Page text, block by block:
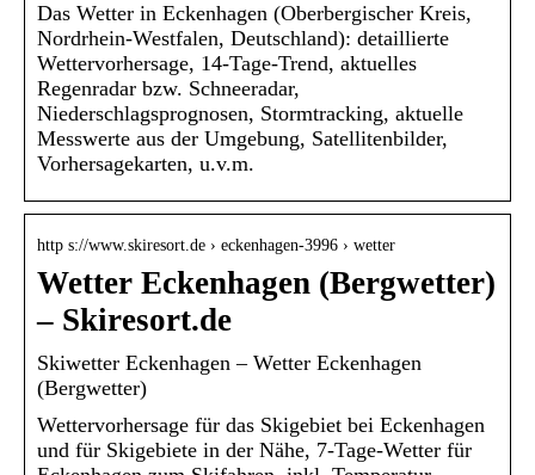
Das Wetter in Eckenhagen (Oberbergischer Kreis,
Nordrhein-Westfalen, Deutschland): detaillierte
Wettervorhersage, 14-Tage-Trend, aktuelles
Regenradar bzw. Schneeradar,
Niederschlagsprognosen, Stormtracking, aktuelle
Messwerte aus der Umgebung, Satellitenbilder,
Vorhersagekarten, u.v.m.
http s://www.skiresort.de › eckenhagen-3996 › wetter
Wetter Eckenhagen (Bergwetter)
– Skiresort.de
Skiwetter Eckenhagen – Wetter Eckenhagen
(Bergwetter)
Wettervorhersage für das Skigebiet bei Eckenhagen
und für Skigebiete in der Nähe, 7-Tage-Wetter für